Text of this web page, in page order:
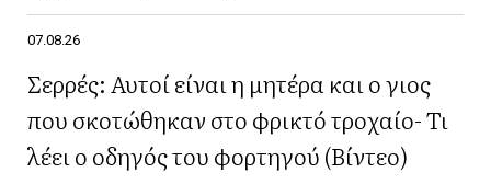
07.08.26
Σερρές: Αυτοί είναι η μητέρα και ο γιος
που σκοτώθηκαν στο φρικτό τροχαίο- Τι
λέει ο οδηγός του φορτηγού (Βίντεο)